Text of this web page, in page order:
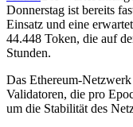
Donnerstag ist bereits
Einsatz und eine
44.448 Token, die auf
Stunden.
Das Ethereum-
Validatoren, die pro
um die Stabilität des